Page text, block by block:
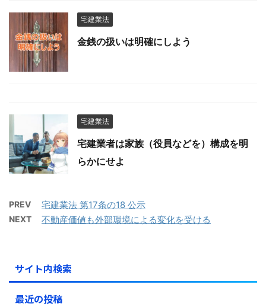
宅建業法
金銭の扱いは明確にしよう
宅建業法
宅建業者は家族（役員などを）構成を明
らかにせよ
PREV 宅建業法 第17条の18 公示
NEXT 不動産価値も外部環境による変化を受ける
サイト内検索
最近の投稿